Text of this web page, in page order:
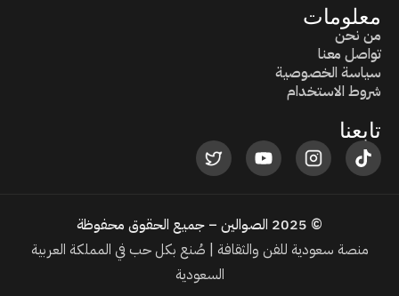
معلومات
من نحن
تواصل معنا
سياسة الخصوصية
شروط الاستخدام
تابعنا
© 2025 الصوالين – جميع الحقوق محفوظة
منصة سعودية للفن والثقافة | صُنع بكل حب في المملكة العربية
السعودية